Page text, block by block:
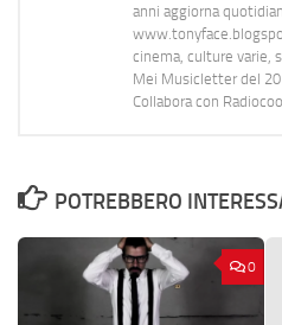
anni aggiorna
cinema, culture varie,
Mei Musicletter del
Collabora con
POTREBBERO
0